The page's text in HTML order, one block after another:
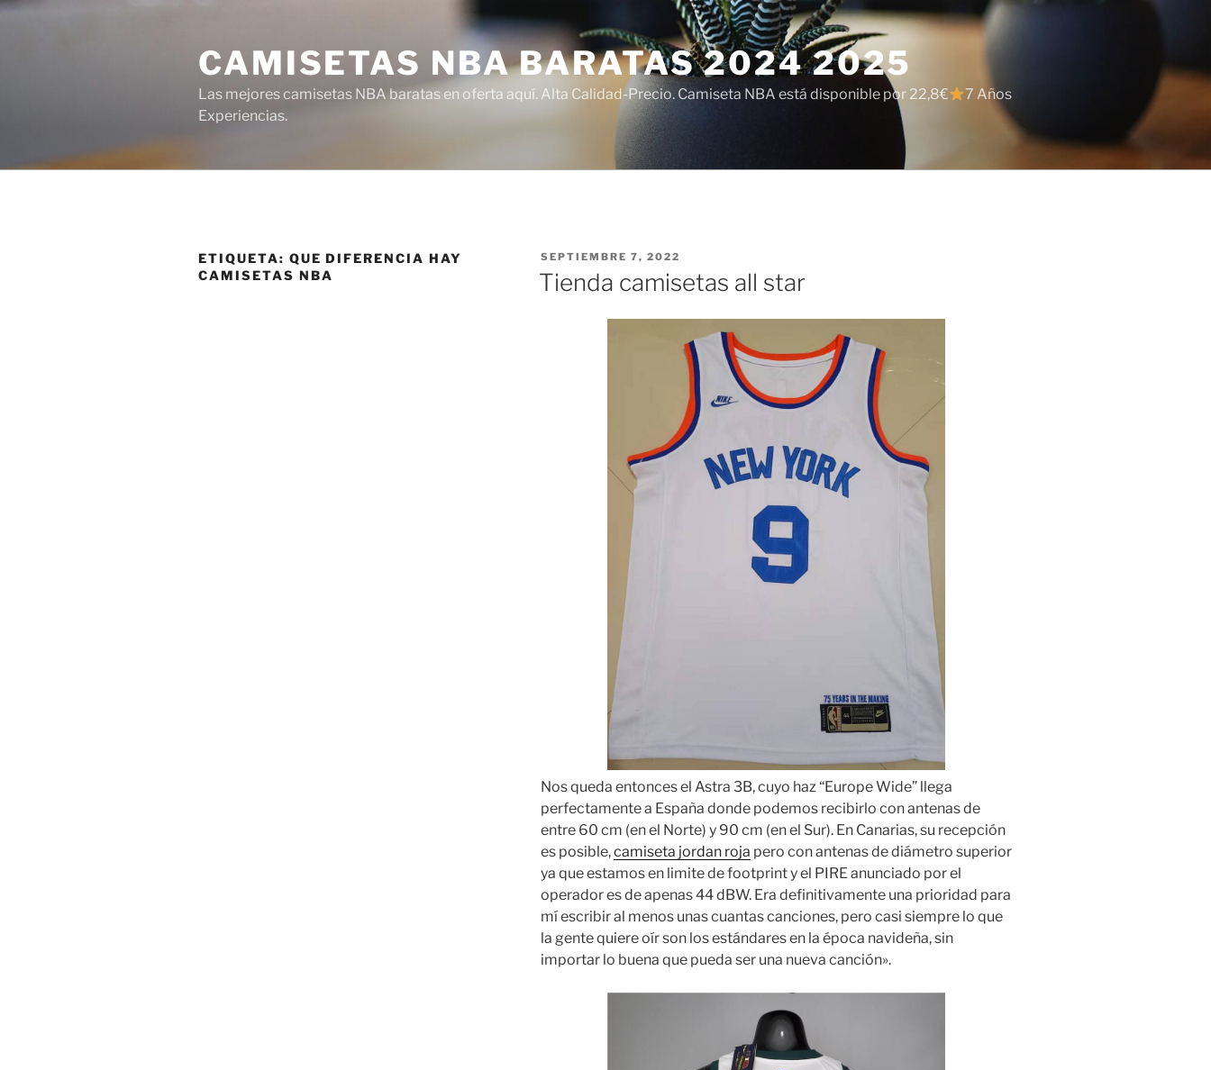
Saltar
CAMISETAS NBA BARATAS 2024 2025
Las mejores camisetas NBA baratas en oferta aquí. Alta Calidad-Precio. Camiseta NBA está disponible por 22,8€
7 Años
Experiencias.
ETIQUETA: QUE DIFERENCIA HAY
CAMISETAS NBA
PUBLICADO
EL
SEPTIEMBRE 7, 2022
Tienda camisetas all star
Nos queda entonces el Astra 3B, cuyo haz “Europe Wide” llega
perfectamente a España donde podemos recibirlo con antenas de
entre 60 cm (en el Norte) y 90 cm (en el Sur). En Canarias, su recepción
es posible,camiseta jordan roja pero con antenas de diámetro superior
ya que estamos en limite de footprint y el PIRE anunciado por el
operador es de apenas 44 dBW. Era definitivamente una prioridad para
mí escribir al menos unas cuantas canciones, pero casi siempre lo que
la gente quiere oír son los estándares en la época navideña, sin
importar lo buena que pueda ser una nueva canción».